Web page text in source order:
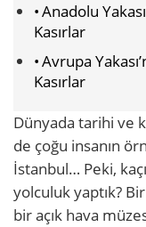
Anadolu
Kasırlar
Avrupa
Kasırlar
Dünyada tarihi ve
de çoğu insanın
İstanbul… Peki,
yolculuk yaptık?
bir açık hava